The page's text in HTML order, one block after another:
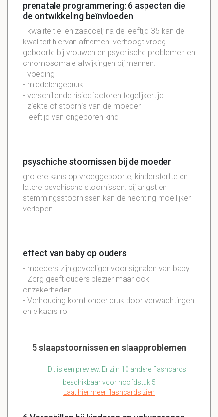
prenatale programmering: 6 aspecten die
de ontwikkeling beïnvloeden
- kwaliteit ei en zaadcel; na de leeftijd 35 kan de
kwaliteit hiervan afnemen. verhoogt vroeg
geboorte bij vrouwen en psychische problemen en
chromosomale afwijkingen bij mannen.
- voeding
- middelengebruik
- verschillende risicofactoren tegelijkertijd
- ziekte of stoornis van de moeder
- leeftijd van ongeboren kind
psyschiche stoornissen bij de moeder
grotere kans op vroeggeboorte, kindersterfte en
latere psychische stoornissen. bij angst en
stemmingsstoornissen kan de hechting moeilijker
verlopen.
effect van baby op ouders
- moeders zijn gevoeliger voor signalen van baby
- Zorg geeft ouders plezier maar ook
onzekerheden
- Verhouding komt onder druk door verwachtingen
en elkaars rol
5 slaapstoornissen en slaapproblemen
Dit is een preview. Er zijn 10 andere flashcards
beschikbaar voor hoofdstuk 5
Laat hier meer flashcards zien